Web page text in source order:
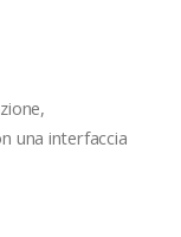
una interfaccia